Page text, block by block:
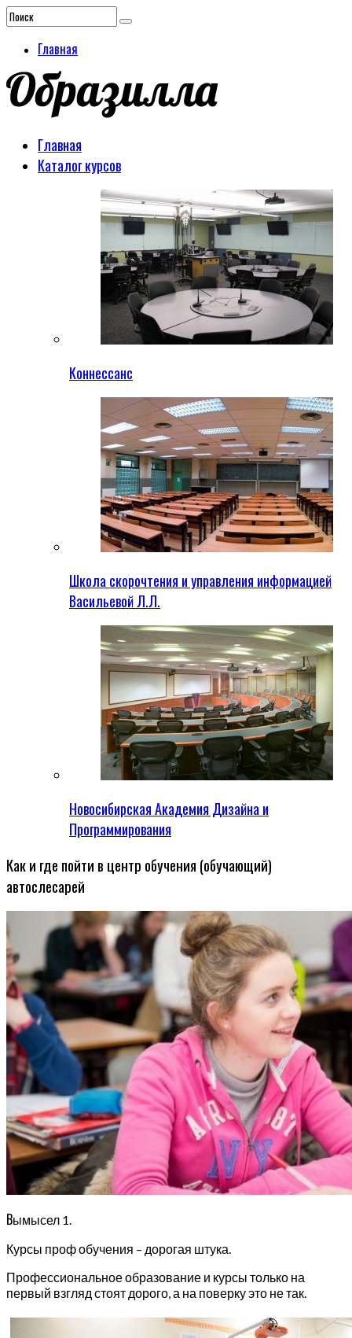
Главная
Главная
Каталог курсов
Коннессанс
Школа скорочтения и управления информацией
Васильевой Л.Л.
Новосибирская Академия Дизайна и
Программирования
Как и где пойти в центр обучения (обучающий)
автослесарей
Вымысел 1.
Курсы проф обучения – дорогая штука.
Профессиональное образование и курсы только на
первый взгляд стоят дорого, а на поверку это не так.